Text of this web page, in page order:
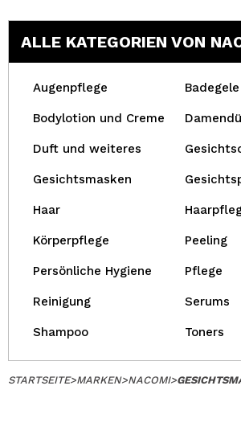
ALLE KATEGORIEN VON
Augenpflege Badegele
Bodylotion und Creme
Duft und weiteres
Gesichtsmasken
Haar
Körperpflege Peeling
Persönliche Hygiene Pflege
Reinigung Serums
Shampoo Toners
STARTSEITE>MARKEN>NACOMI>